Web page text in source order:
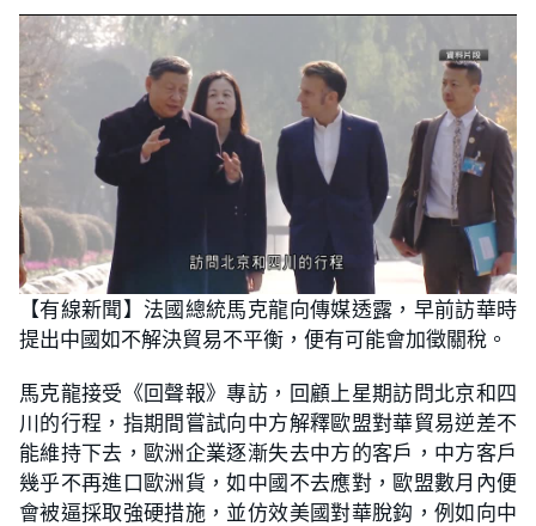
【有線新聞】法國總統馬克龍向傳媒透露，早前訪華時
提出中國如不解決貿易不平衡，便有可能會加徵關稅。
馬克龍接受《回聲報》專訪，回顧上星期訪問北京和四
川的行程，指期間嘗試向中方解釋歐盟對華貿易逆差不
能維持下去，歐洲企業逐漸失去中方的客戶，中方客戶
幾乎不再進口歐洲貨，如中國不去應對，歐盟數月內便
會被逼採取強硬措施，並仿效美國對華脫鈎，例如向中